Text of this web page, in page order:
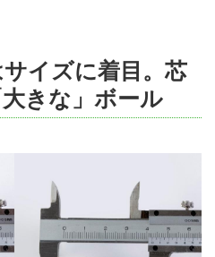
イズに着目。芯
きな」ボール